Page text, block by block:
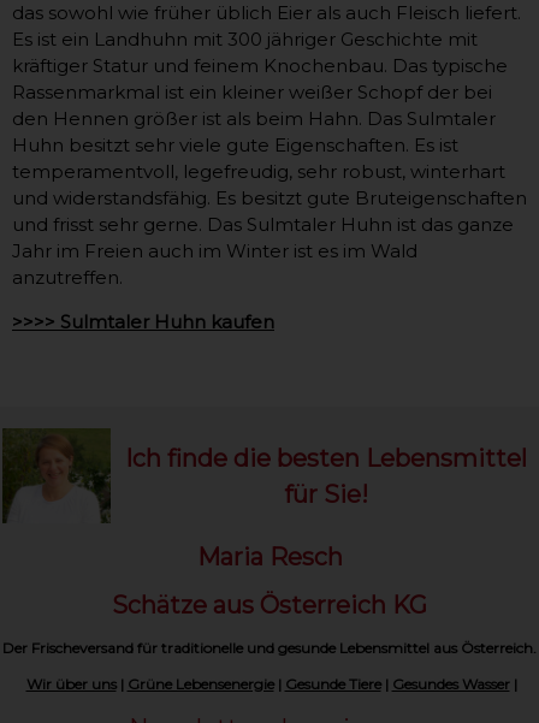
das sowohl wie früher üblich Eier als auch Fleisch liefert.
Es ist ein Landhuhn mit 300 jähriger Geschichte mit
kräftiger Statur und feinem Knochenbau. Das typische
Rassenmarkmal ist ein kleiner weißer Schopf der bei
den Hennen größer ist als beim Hahn. Das Sulmtaler
Huhn besitzt sehr viele gute Eigenschaften. Es ist
temperamentvoll, legefreudig, sehr robust, winterhart
und widerstandsfähig. Es besitzt gute Bruteigenschaften
und frisst sehr gerne. Das Sulmtaler Huhn ist das ganze
Jahr im Freien auch im Winter ist es im Wald
anzutreffen.
>>>> Sulmtaler Huhn kaufen
Ich finde die besten Lebensmittel
für Sie!
Maria Resch
Schätze aus Österreich KG
Der Frischeversand für traditionelle und gesunde Lebensmittel aus Österreich.
Wir über uns| Grüne Lebensenergie| Gesunde Tiere| Gesundes Wasser|